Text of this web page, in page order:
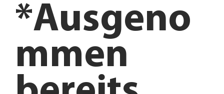
*Ausgeno
mmen